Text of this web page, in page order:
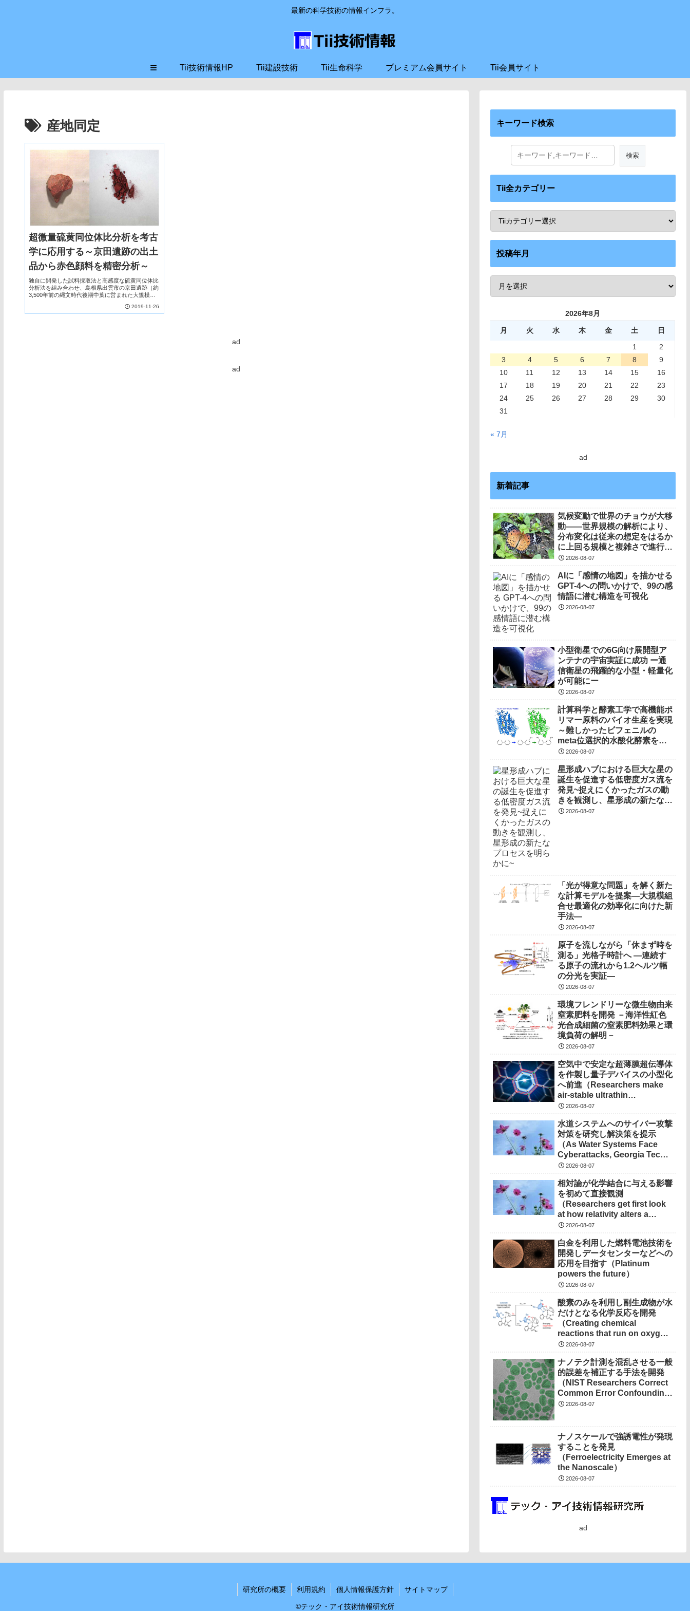
最新の科学技術の情報インフラ。
≡ Tii技術情報HP Tii建設技術 Tii生命科学 プレミアム会員サイト Tii会員サイト
産地同定
超微量硫黄同位体比分析を考古
学に応用する～京田遺跡の出土
品から赤色顔料を精密分析～
独自に開発した試料採取法と高感度な硫黄同位体比
分析法を組み合わせ、島根県出雲市の京田遺跡（約
3,500年前の縄文時代後期中葉に営まれた大規模な
2019-11-26
ad
ad
キーワード検索
Tii全カテゴリー
投稿年月
2026年8月
月 火 水 木 金 土
日
1
2
3
4 5 6 7 8
9
10
11 12 13 14 15
16
17
18 19 20 21 22
23
24
25 26 27 28 29
30
31
« 7月
ad
新着記事
気候変動で世界のチョウが大移
動――世界規模の解析により、
分布変化は従来の想定をはるか
に上回る規模と複雑さで進行し
ていることを解明――
2026-08-07
AIに「感情の地図」を描かせる
GPT-4への問いかけで、99の感
情語に潜む構造を可視化
2026-08-07
小型衛星での6G向け展開型ア
ンテナの宇宙実証に成功 ー通
信衛星の飛躍的な小型・軽量化
が可能にー
2026-08-07
計算科学と酵素工学で高機能ポ
リマー原料のバイオ生産を実現
～難しかったビフェニルの
meta位選択的水酸化酵素を開
発～2026-08-07
星形成ハブにおける巨大な星の
誕生を促進する低密度ガス流を
発見~捉えにくかったガスの動
きを観測し、星形成の新たなプ
ロセスを明らかに~
2026-08-07
「光が得意な問題」を解く新た
な計算モデルを提案―大規模組
合せ最適化の効率化に向けた新
手法―
2026-08-07
原子を流しながら「休まず時を
測る」光格子時計へ ―連続す
る原子の流れから1.2ヘルツ幅
の分光を実証―
2026-08-07
環境フレンドリーな微生物由来
窒素肥料を開発 －海洋性紅色
光合成細菌の窒素肥料効果と環
境負荷の解明－
2026-08-07
空気中で安定な超薄膜超伝導体
を作製し量子デバイスの小型化
へ前進（Researchers make
air-stable ultrathin
superconductors more
devices）
2026-08-07
水道システムへのサイバー攻撃
対策を研究し解決策を提示
（As Water Systems Face
Cyberattacks, Georgia Tech
Research Points to
2026-08-07
相対論が化学結合に与える影響
を初めて直接観測
（Researchers get first look
at how relativity alters a
chemical bond）
2026-08-07
白金を利用した燃料電池技術を
開発しデータセンターなどへの
応用を目指す（Platinum
powers the future）
2026-08-07
酸素のみを利用し副生成物が水
だけとなる化学反応を開発
（Creating chemical
reactions that run on oxygen,
produce only water as
2026-08-07
ナノテク計測を混乱させる一般
的誤差を補正する手法を開発
（NIST Researchers Correct
Common Error Confounding
Nanotech Measurements）
2026-08-07
ナノスケールで強誘電性が発現
することを発見
（Ferroelectricity Emerges at
the Nanoscale）
2026-08-07
ad
研究所の概要 利用規約 個人情報保護方針 サイトマップ
©テック・アイ技術情報研究所